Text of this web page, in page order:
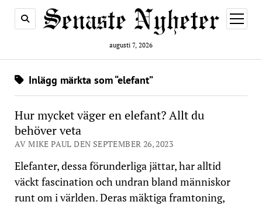
augusti 7, 2026
öppna
meny
Inlägg märkta som “elefant”
Hur mycket väger en elefant? Allt du
behöver veta
AV MIKE PAUL DEN SEPTEMBER 26, 2023
Elefanter, dessa förunderliga jättar, har alltid
väckt fascination och undran bland människor
runt om i världen. Deras mäktiga framtoning,